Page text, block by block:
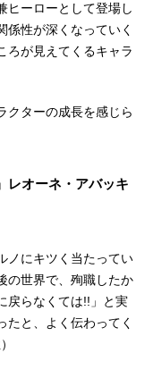
ヒーローとして登場し
係性が深くなっていく
ろが見えてくるキャラ
クターの成長を感じら
レオーネ・アバッキ
ノにキツく当たってい
の世界で、殉職したか
戻らなくては!!」と実
たと、よく伝わってく